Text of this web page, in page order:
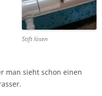
Stift lösen
man sieht schon einen